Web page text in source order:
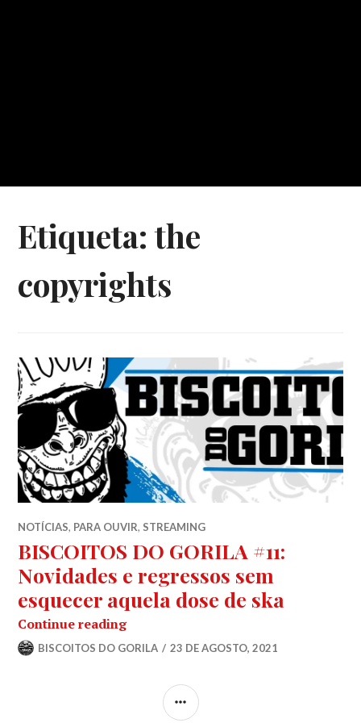
Etiqueta:the
copyrights
NOTÍCIAS, PARA OUVIR, STREAMING
BISCOITOS DO GORILA #11:
Novidades e regressos sem
esquecer aquela dose de ska
Continue readingBISCOITOS DO GORILA #11:
BISCOITOS DO GORILA 23 DE AGOSTO, 2021
SIDEBAR